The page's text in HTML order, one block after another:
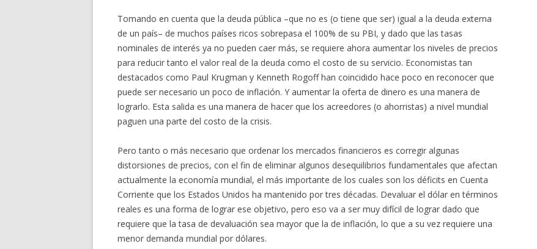
Tomando en cuenta que la deuda pública –que no es (o tiene que ser) igual a la deuda externa
de un país– de muchos países ricos sobrepasa el 100% de su PBI, y dado que las tasas
nominales de interés ya no pueden caer más, se requiere ahora aumentar los niveles de precios
para reducir tanto el valor real de la deuda como el costo de su servicio. Economistas tan
destacados como Paul Krugman y Kenneth Rogoff han coincidido hace poco en reconocer que
puede ser necesario un poco de inflación. Y aumentar la oferta de dinero es una manera de
lograrlo. Esta salida es una manera de hacer que los acreedores (o ahorristas) a nivel mundial
paguen una parte del costo de la crisis.
Pero tanto o más necesario que ordenar los mercados financieros es corregir algunas
distorsiones de precios, con el fin de eliminar algunos desequilibrios fundamentales que afectan
actualmente la economía mundial, el más importante de los cuales son los déficits en Cuenta
Corriente que los Estados Unidos ha mantenido por tres décadas. Devaluar el dólar en términos
reales es una forma de lograr ese objetivo, pero eso va a ser muy difícil de lograr dado que
requiere que la tasa de devaluación sea mayor que la de inflación, lo que a su vez requiere una
menor demanda mundial por dólares.